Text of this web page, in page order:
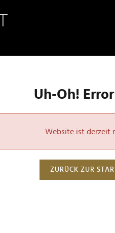
Uh-Oh!
Website ist derzeit
ZURÜCK ZUR